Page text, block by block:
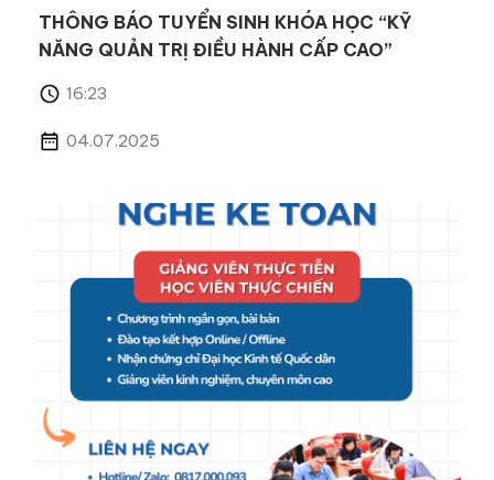
THÔNG BÁO TUYỂN SINH KHÓA HỌC “KỸ
NĂNG QUẢN TRỊ ĐIỀU HÀNH CẤP CAO”
16:23
04.07.2025